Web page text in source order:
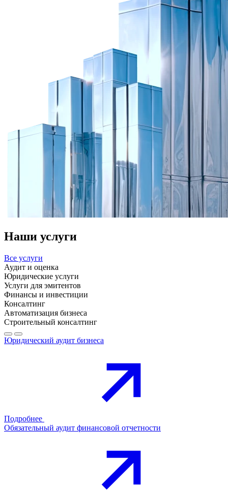
Наши услуги
Все услуги
Аудит и оценка
Юридические услуги
Услуги для эмитентов
Финансы и инвестиции
Консалтинг
Автоматизация бизнеса
Строительный консалтинг
Юридический аудит бизнеса
Подробнее
Обязательный аудит финансовой отчетности